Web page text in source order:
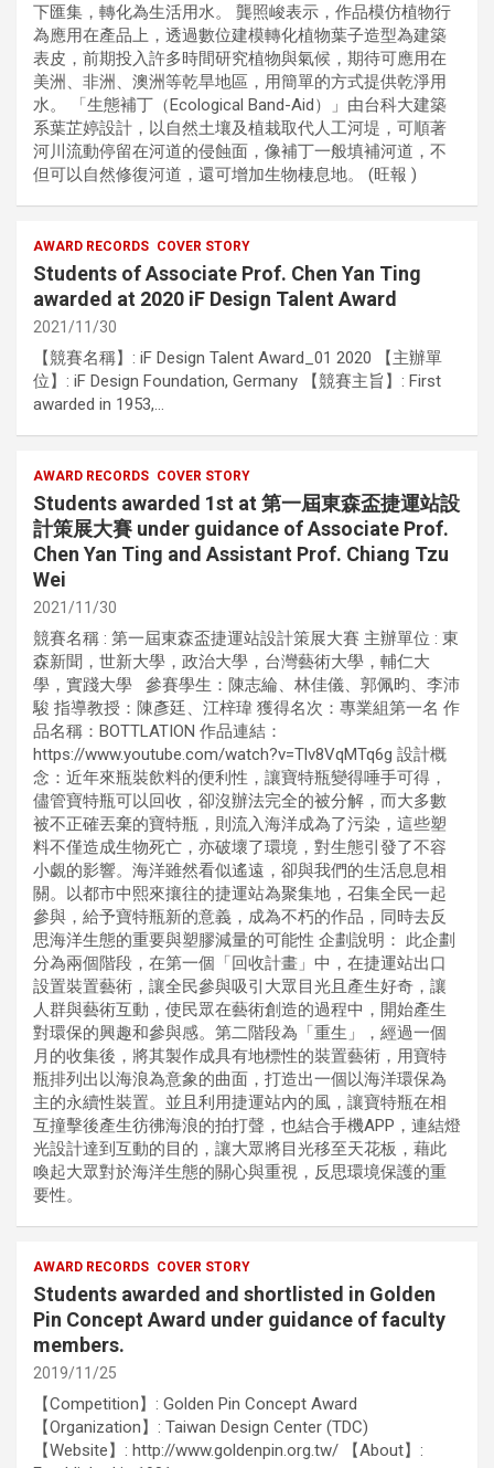
下匯集，轉化為生活用水。 龔照峻表示，作品模仿植物行
為應用在產品上，透過數位建模轉化植物葉子造型為建築
表皮，前期投入許多時間研究植物與氣候，期待可應用在
美洲、非洲、澳洲等乾旱地區，用簡單的方式提供乾淨用
水。 「生態補丁（Ecological Band-Aid）」由台科大建築
系葉芷婷設計，以自然土壤及植栽取代人工河堤，可順著
河川流動停留在河道的侵蝕面，像補丁一般填補河道，不
但可以自然修復河道，還可增加生物棲息地。 (旺報 )
AWARD RECORDS COVER STORY
Students of Associate Prof. Chen Yan Ting
awarded at 2020 iF Design Talent Award
2021/11/30
【競賽名稱】: iF Design Talent Award_01 2020 【主辦單
位】: iF Design Foundation, Germany 【競賽主旨】: First
awarded in 1953,…
AWARD RECORDS COVER STORY
Students awarded 1st at 第一屆東森盃捷運站設
計策展大賽 under guidance of Associate Prof.
Chen Yan Ting and Assistant Prof. Chiang Tzu
Wei
2021/11/30
競賽名稱 : 第一屆東森盃捷運站設計策展大賽 主辦單位 : 東
森新聞，世新大學，政治大學，台灣藝術大學，輔仁大
學，實踐大學 參賽學生：陳志綸、林佳儀、郭佩昀、李沛
駿 指導教授：陳彥廷、江梓瑋 獲得名次：專業組第一名 作
品名稱：BOTTLATION 作品連結：
https://www.youtube.com/watch?v=Tlv8VqMTq6g 設計概
念：近年來瓶裝飲料的便利性，讓寶特瓶變得唾手可得，
儘管寶特瓶可以回收，卻沒辦法完全的被分解，而大多數
被不正確丟棄的寶特瓶，則流入海洋成為了污染，這些塑
料不僅造成生物死亡，亦破壞了環境，對生態引發了不容
小覷的影響。海洋雖然看似遙遠，卻與我們的生活息息相
關。以都市中熙來攘往的捷運站為聚集地，召集全民一起
參與，給予寶特瓶新的意義，成為不朽的作品，同時去反
思海洋生態的重要與塑膠減量的可能性 企劃說明： 此企劃
分為兩個階段，在第一個「回收計畫」中，在捷運站出口
設置裝置藝術，讓全民參與吸引大眾目光且產生好奇，讓
人群與藝術互動，使民眾在藝術創造的過程中，開始產生
對環保的興趣和參與感。第二階段為「重生」，經過一個
月的收集後，將其製作成具有地標性的裝置藝術，用寶特
瓶排列出以海浪為意象的曲面，打造出一個以海洋環保為
主的永續性裝置。並且利用捷運站內的風，讓寶特瓶在相
互撞擊後產生彷彿海浪的拍打聲，也結合手機APP，連結燈
光設計達到互動的目的，讓大眾將目光移至天花板，藉此
喚起大眾對於海洋生態的關心與重視，反思環境保護的重
要性。
AWARD RECORDS COVER STORY
Students awarded and shortlisted in Golden
Pin Concept Award under guidance of faculty
members.
2019/11/25
【Competition】: Golden Pin Concept Award
【Organization】: Taiwan Design Center (TDC)
【Website】: http://www.goldenpin.org.tw/ 【About】: